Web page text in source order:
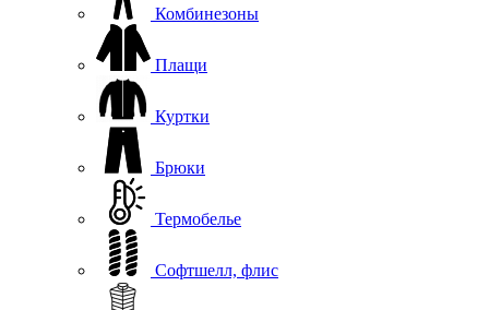
Комбинезоны
Плащи
Куртки
Брюки
Термобелье
Софтшелл, флис